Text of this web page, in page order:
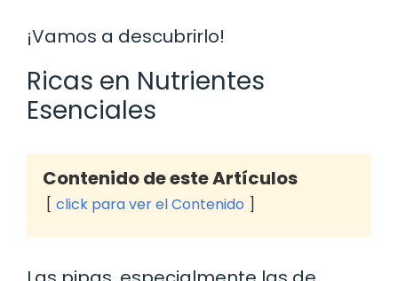
¡Vamos a descubrirlo!
Ricas en Nutrientes
Esenciales
Contenido de este Artículos
click para ver el Contenido